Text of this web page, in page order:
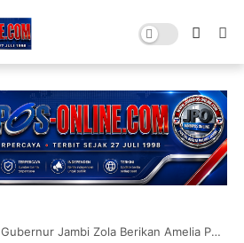
Gubernur Jambi Zola Berikan Amelia Peralatan Sekolah dan Uang Tunai